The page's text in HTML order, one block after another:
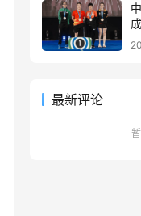
最新评论